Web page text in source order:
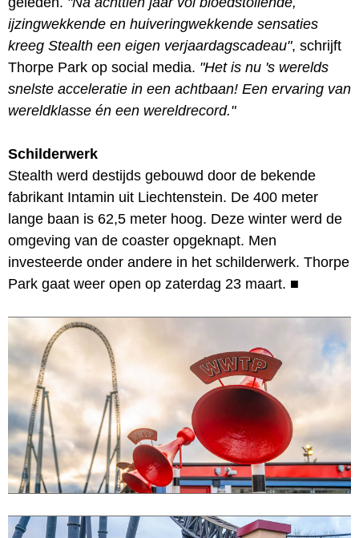
ijzingwekkende en huiveringwekkende sensaties
kreeg Stealth een eigen verjaardagscadeau", schrijft
Thorpe Park op social media. "Het is nu 's werelds
snelste acceleratie in een achtbaan! Een ervaring van
wereldklasse én een wereldrecord."
Schilderwerk
Stealth werd destijds gebouwd door de bekende
fabrikant Intamin uit Liechtenstein. De 400 meter
lange baan is 62,5 meter hoog. Deze winter werd de
omgeving van de coaster opgeknapt. Men
investeerde onder andere in het schilderwerk. Thorpe
Park gaat weer open op zaterdag 23 maart. ■